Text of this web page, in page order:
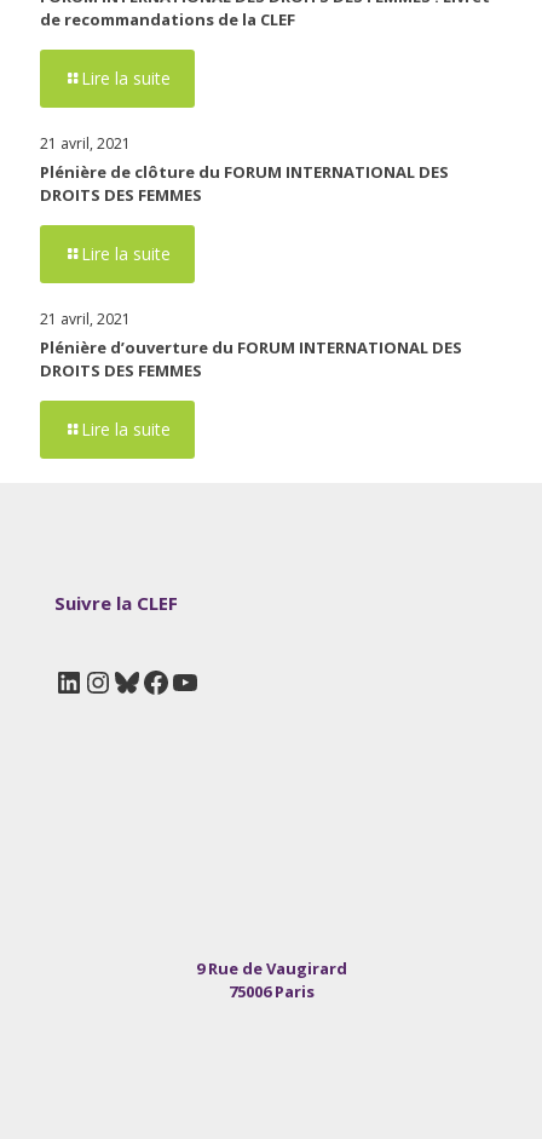
de recommandations de la CLEF
Lire la suite
21 avril, 2021
Plénière de clôture du FORUM INTERNATIONAL DES
DROITS DES FEMMES
Lire la suite
21 avril, 2021
Plénière d’ouverture du FORUM INTERNATIONAL DES
DROITS DES FEMMES
Lire la suite
Suivre la CLEF
LinkedIn
Instagram
Bluesky
Facebook
YouTube
9 Rue de Vaugirard
75006 Paris